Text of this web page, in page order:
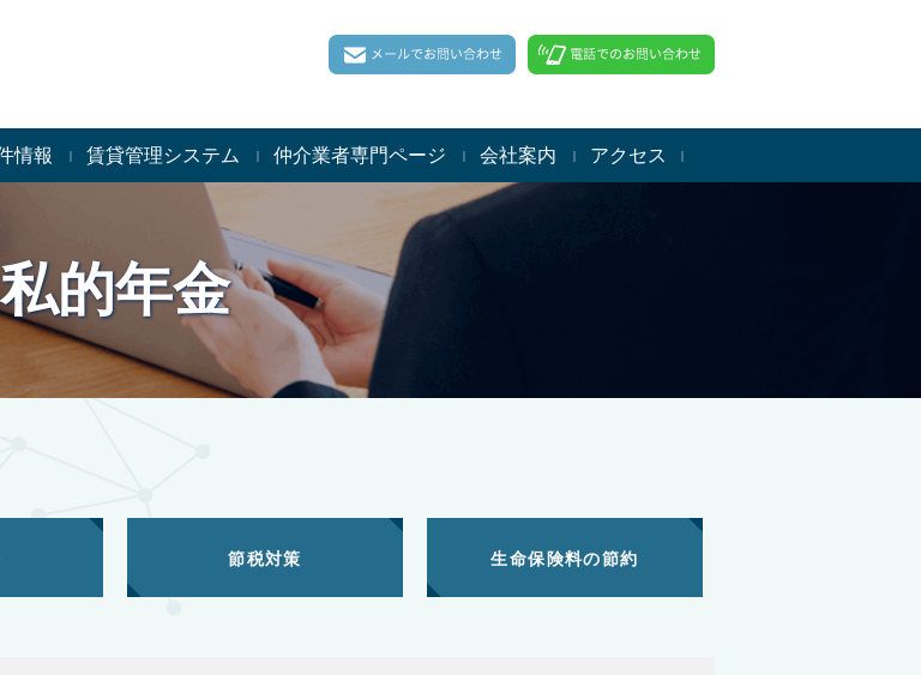
情報 賃貸管理システム 仲介業者専門ページ 会社案内 アクセス
私的年金
節税対策 生命保険料の節約